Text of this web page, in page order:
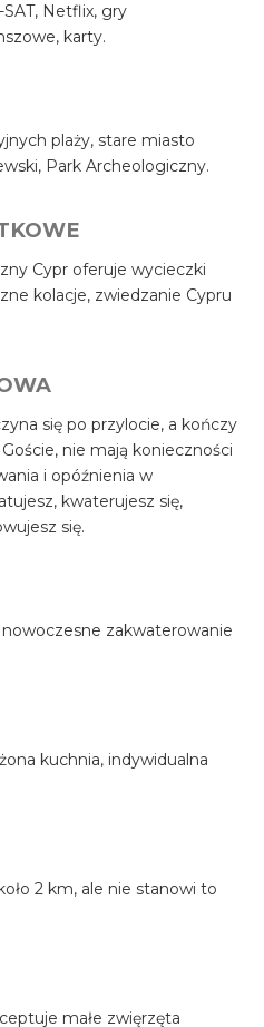
Netflix, gry
karty.
plaży, stare miasto
Park Archeologiczny.
Cypr oferuje wycieczki
kolacje, zwiedzanie Cypru
się po przylocie, a kończy
nie mają konieczności
i opóźnienia w
kwaterujesz się,
się.
zakwaterowanie
kuchnia, indywidualna
2 km, ale nie stanowi to
małe zwięrzęta